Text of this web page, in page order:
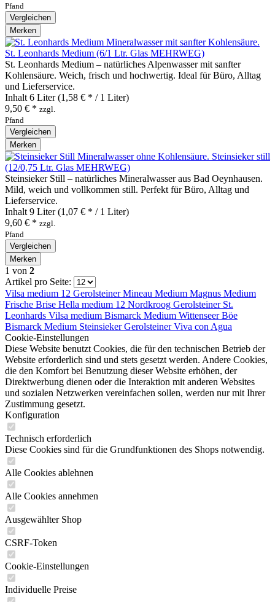
Pfand
Vergleichen
Merken
St. Leonhards Medium (6/1 Ltr. Glas MEHRWEG)
St. Leonhards Medium – natürliches Alpenwasser mit sanfter
Kohlensäure. Weich, frisch und hochwertig. Ideal für Büro, Alltag
und Lieferservice.
Inhalt 6 Liter(1,58 € * / 1 Liter)
9,50 € * zzgl.
Pfand
Vergleichen
Merken
Steinsieker still
(12/0,75 Ltr. Glas MEHRWEG)
Steinsieker Still – natürliches Mineralwasser aus Bad Oeynhausen.
Mild, weich und vollkommen still. Perfekt für Büro, Alltag und
Lieferservice.
Inhalt 9 Liter(1,07 € * / 1 Liter)
9,60 € * zzgl.
Pfand
Vergleichen
Merken
1 von 2
Artikel pro Seite:
Vilsa medium 12 GerolsteinerMineau Medium Magnus Medium
Frische Brise Hella medium 12 Nordkroog Gerolsteiner St.
Leonhards Vilsa medium Bismarck Medium Wittenseer Böe
Bismarck Medium SteinsiekerGerolsteinerViva con Agua
Cookie-Einstellungen
Diese Website benutzt Cookies, die für den technischen Betrieb der
Website erforderlich sind und stets gesetzt werden. Andere Cookies,
die den Komfort bei Benutzung dieser Website erhöhen, der
Direktwerbung dienen oder die Interaktion mit anderen Websites
und sozialen Netzwerken vereinfachen sollen, werden nur mit Ihrer
Zustimmung gesetzt.
Konfiguration
Technisch erforderlich
Diese Cookies sind für die Grundfunktionen des Shops notwendig.
Alle Cookies ablehnen
Alle Cookies annehmen
Ausgewählter Shop
CSRF-Token
Cookie-Einstellungen
Individuelle Preise